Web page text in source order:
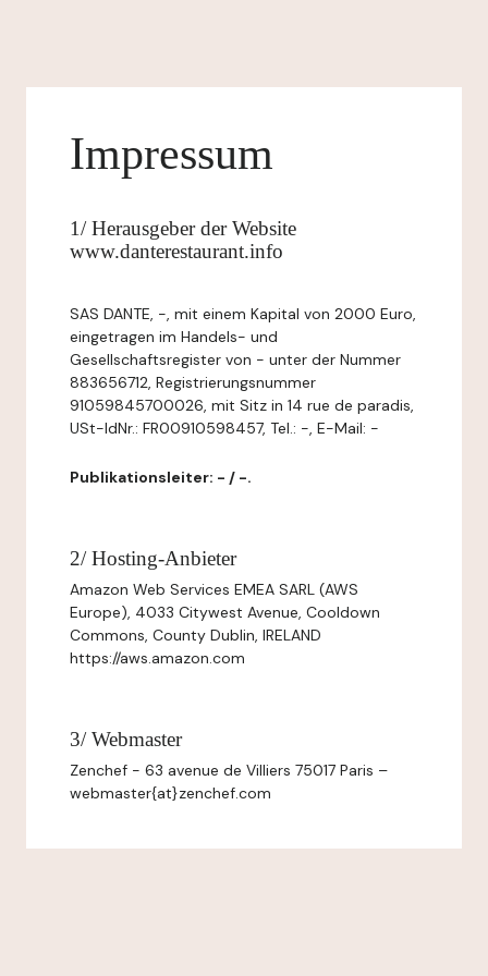
Impressum
1/ Herausgeber der Website
www.danterestaurant.info
SAS DANTE, -, mit einem Kapital von 2000 Euro,
eingetragen im Handels- und
Gesellschaftsregister von - unter der Nummer
883656712, Registrierungsnummer
91059845700026, mit Sitz in 14 rue de paradis,
USt-IdNr.: FR00910598457, Tel.: -, E-Mail: -
Publikationsleiter: - / -.
2/ Hosting-Anbieter
Amazon Web Services EMEA SARL (AWS
Europe), 4033 Citywest Avenue, Cooldown
Commons, County Dublin, IRELAND
https://aws.amazon.com
3/ Webmaster
Zenchef - 63 avenue de Villiers 75017 Paris –
webmaster{at}zenchef.com